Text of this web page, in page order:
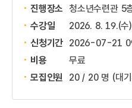
진행장소 청소년수련관 5
수강일
2026. 8. 19.(수
신청기간 2026-07-21
비용
무료
모집인원
20 / 20 명 (대